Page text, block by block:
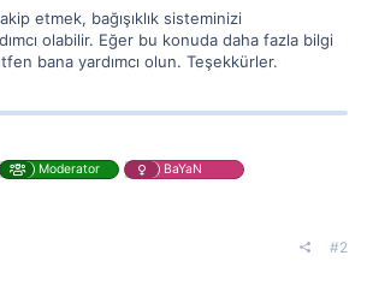
etmek, bağışıklık sisteminizi
olabilir. Eğer bu konuda daha fazla bilgi
bana yardımcı olun. Teşekkürler.
Moderator BaYaN
#2